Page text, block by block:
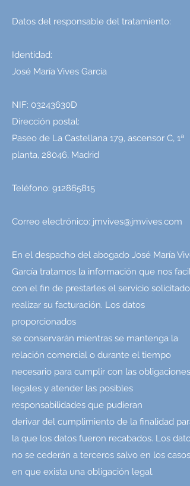
Datos del responsable del tratamiento:
Identidad:
José María Vives García
NIF: 03243630D
Dirección postal:
Paseo de La Castellana 179, ascensor C, 1ª
planta, 28046, Madrid
Teléfono: 912865815
Correo electrónico: jmvives@jmvives.com
En el despacho del abogado José María
García tratamos la información que nos
con el fin de prestarles el servicio solicitado
realizar su facturación. Los datos
proporcionados
se conservarán mientras se mantenga la
relación comercial o durante el tiempo
necesario para cumplir con las obligaciones
legales y atender las posibles
responsabilidades que pudieran
derivar del cumplimiento de la finalidad para
la que los datos fueron recabados. Los datos
no se cederán a terceros salvo en los casos
en que exista una obligación legal.